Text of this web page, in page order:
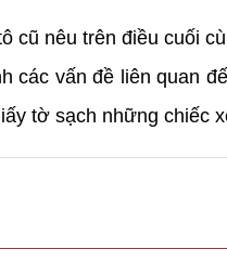
cũ nêu trên điều cuối
các vấn đề liên quan
tờ sạch những chiếc